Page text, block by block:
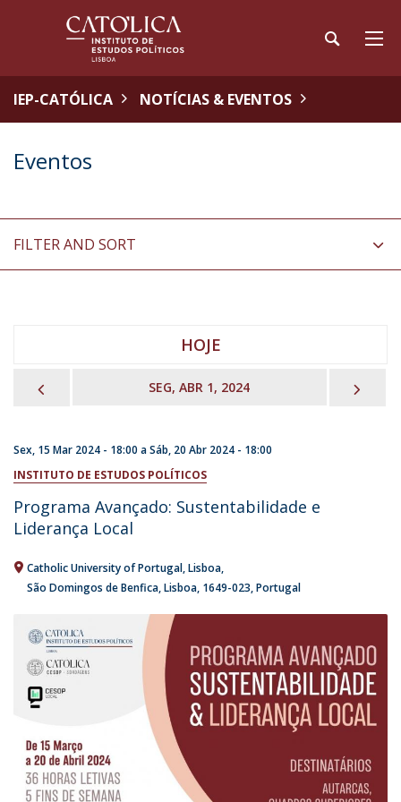
IEP-CATÓLICA NOTÍCIAS & EVENTOS
Eventos
FILTER AND SORT
HOJE
SEG, ABR 1, 2024
Sex, 15 Mar 2024 - 18:00 aSáb, 20 Abr 2024 - 18:00
INSTITUTO DE ESTUDOS POLÍTICOS
Programa Avançado: Sustentabilidade e
Liderança Local
Catholic University of Portugal Lisboa
São Domingos de Benfica, Lisboa 1649-023 Portugal